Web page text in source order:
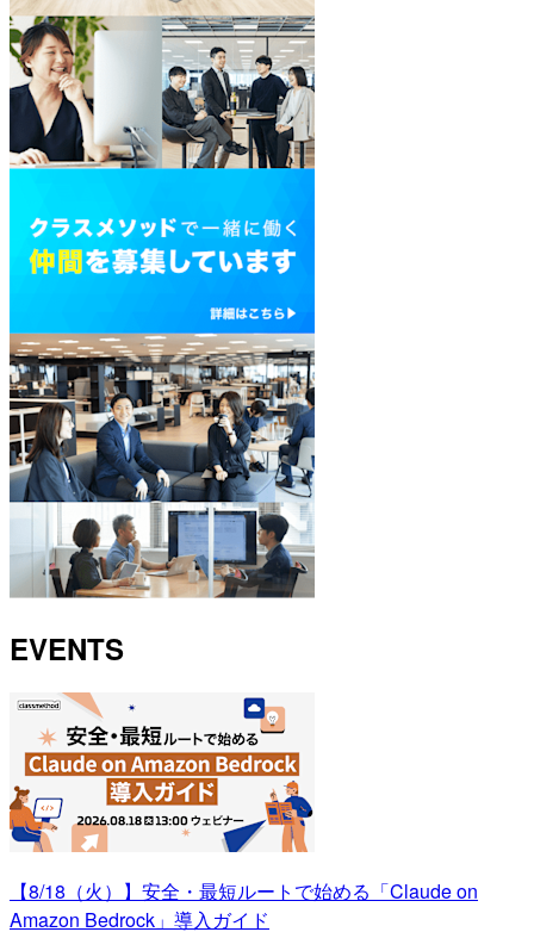
EVENTS
【8/18（火）】安全・最短ルートで始める「Claude on
Amazon Bedrock」導入ガイド